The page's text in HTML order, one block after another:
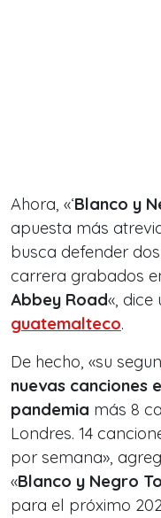
Ahora, «‘Blanco y
apuesta más
busca defender
carrera grabados
Abbey Road«, dice
guatemalteco.
De hecho, «su
nuevas canciones
pandemia más 8
Londres. 14
por semana»,
«Blanco y Negro
para el próximo